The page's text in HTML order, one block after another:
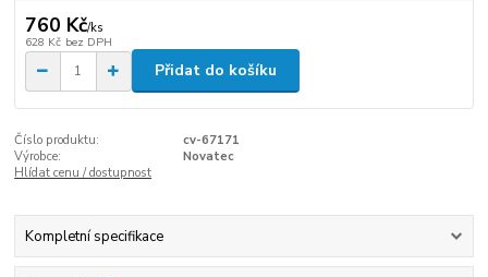
760 Kč/ks
628 Kč bez DPH
Přidat do košíku
Číslo produktu:
cv-67171
Výrobce:
Novatec
Hlídat cenu / dostupnost
Kompletní specifikace